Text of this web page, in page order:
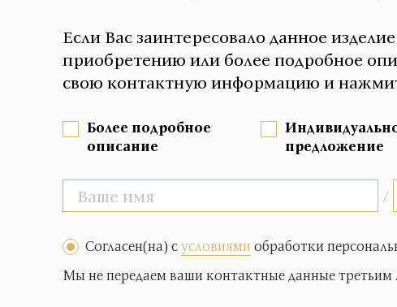
Если Вас заинтересовало данное
приобретению или более подробное
свою контактную информацию и
Более подробное
описание
предложение
/
Согласен(на) сусловиямиобработки
Мы не передаем ваши контактные данные третьим